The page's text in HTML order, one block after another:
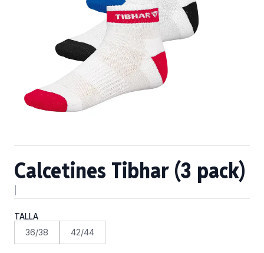
Calcetines Tibhar (3 pack)
TALLA
36/38 42/44